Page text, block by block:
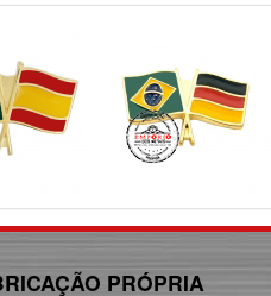
PRÓPRIA